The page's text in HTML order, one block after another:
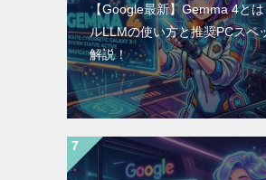
【Google最新】Gemma 4と
ルLLMの使い方と推奨PCスペ
解説！